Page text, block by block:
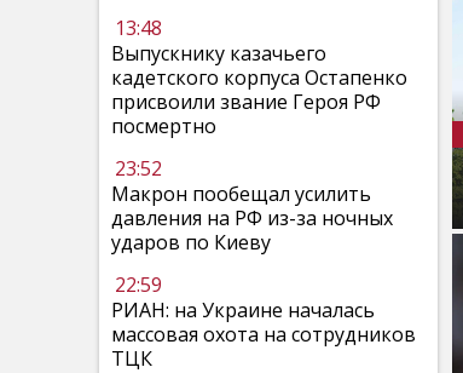
13:48
Выпускнику казачьего
кадетского корпуса Остапенко
присвоили звание Героя РФ
посмертно
23:52
Макрон пообещал усилить
давления на РФ из-за ночных
ударов по Киеву
22:59
РИАН: на Украине началась
массовая охота на сотрудников
ТЦК